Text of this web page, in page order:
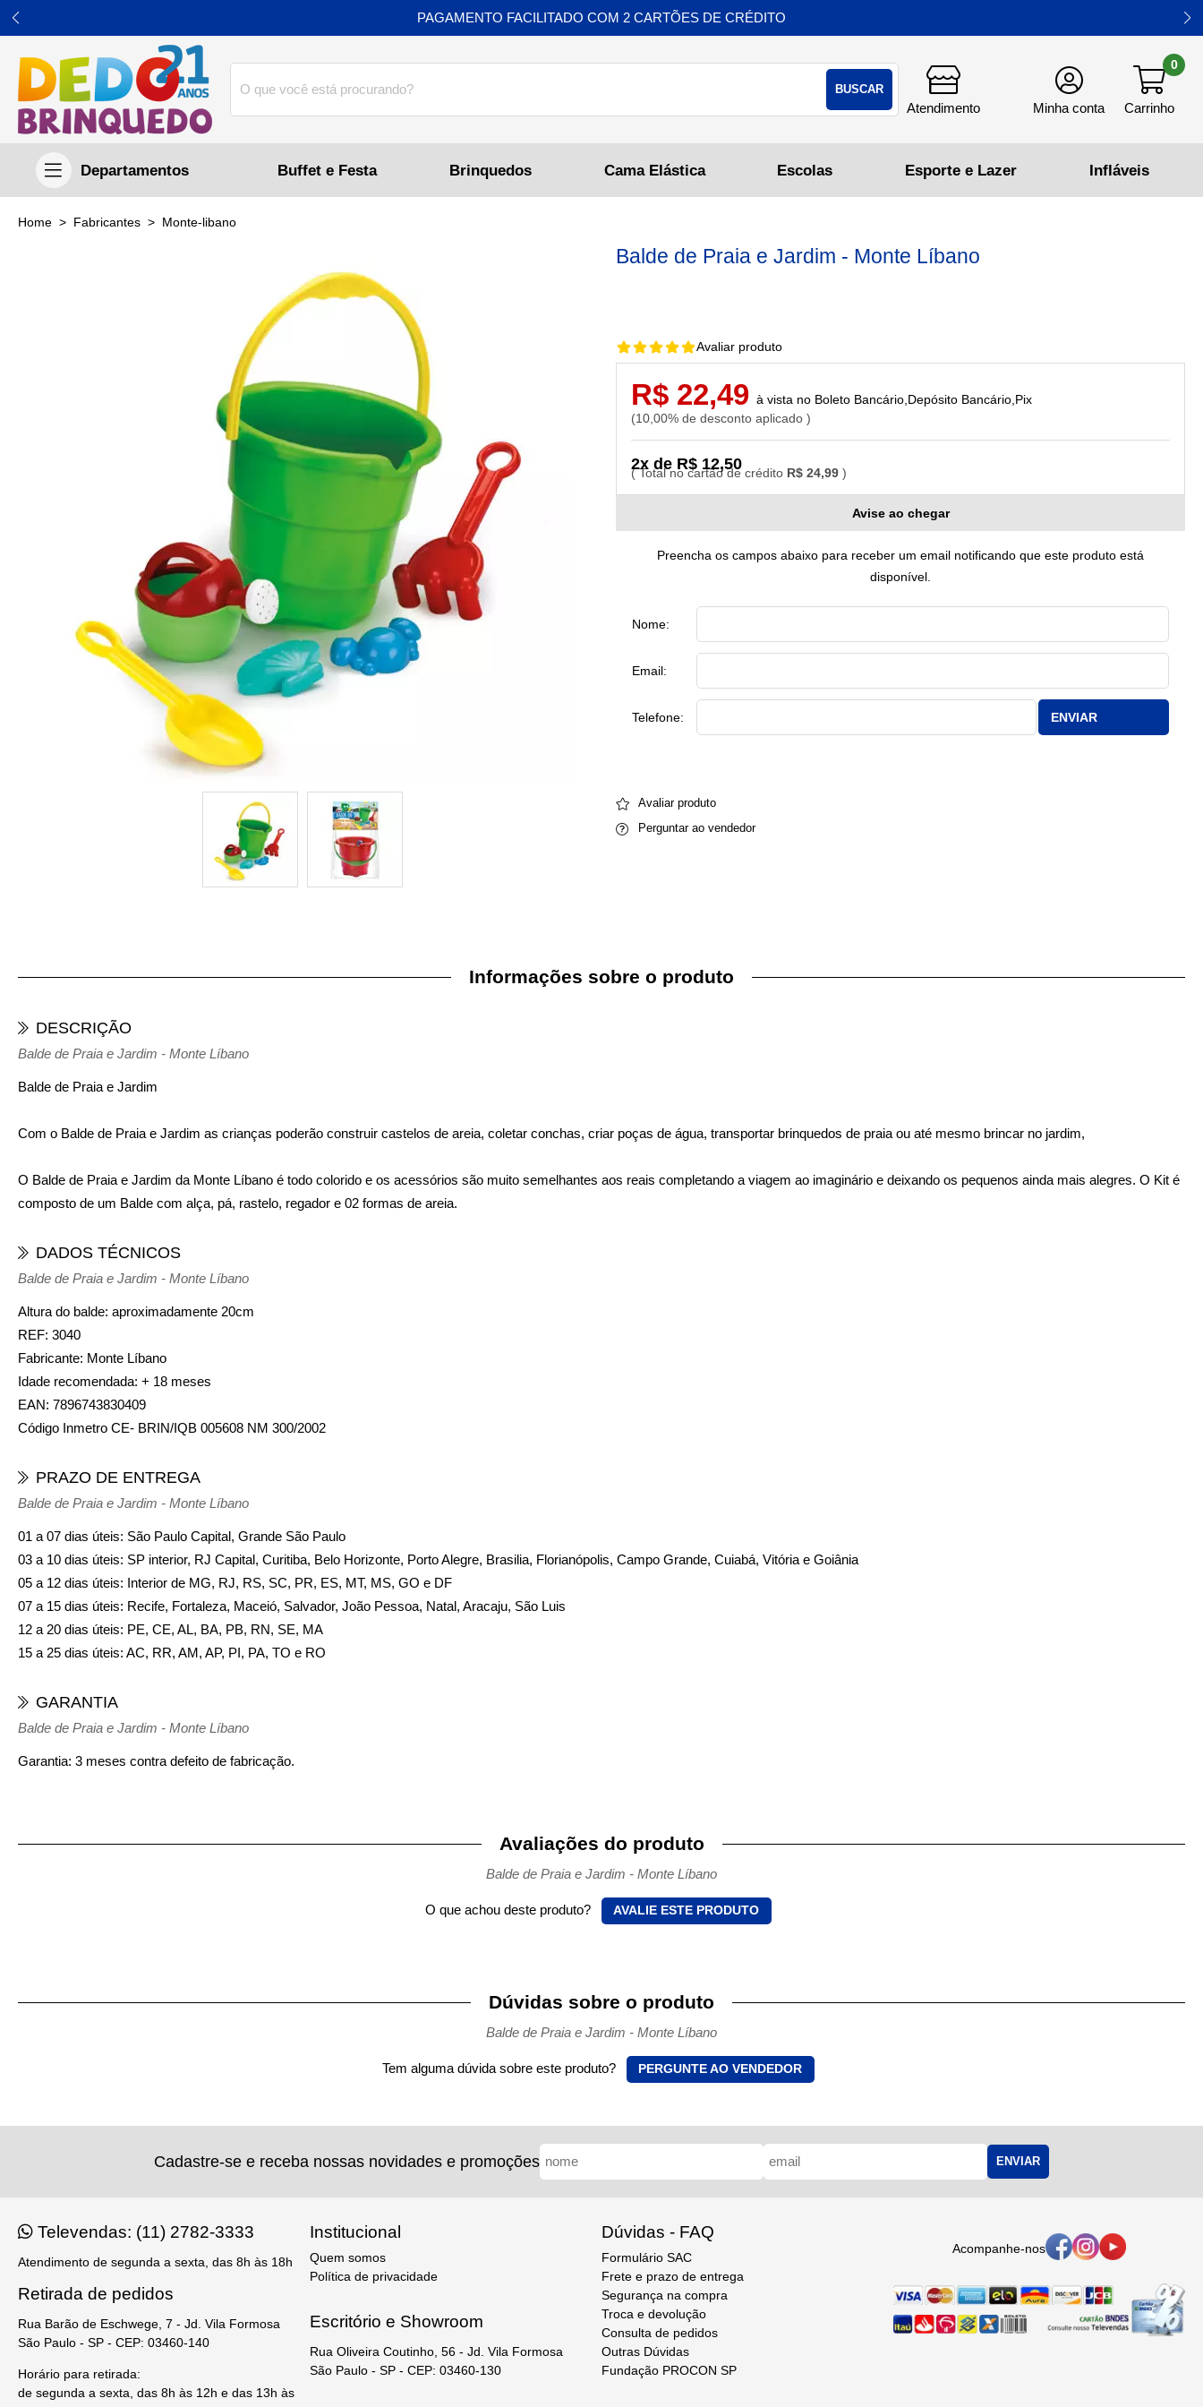
BUSCAR
0
Buffet e Festa Brinquedos Cama Elástica
PAGAMENTO FACILITADO COM 2 CARTÕES DE CRÉDITO
home Fabricantes monte-libano
Balde de Praia e Jardim - Monte Líbano
Avaliar produto
R$ 24,99
2x de R$ 12,50
R$ 22,49
10,00% de desconto aplicado
Boleto Bancário,Depósito Bancário,Pix
Avise ao chegar
Preencha os campos abaixo para receber um email notificando que este produto está
disponível.
Nome:
Email:
Telefone: ENVIAR
Avaliar produto
Perguntar ao vendedor
Informações sobre o produto
DESCRIÇÃO
Balde de Praia e Jardim - Monte Líbano
Balde de Praia e Jardim
Com o Balde de Praia e Jardim as crianças poderão construir castelos de areia, coletar conchas, criar poças de água, transportar brinquedos de praia ou até mesmo brincar no jardim,
O Balde de Praia e Jardim da Monte Líbano é todo colorido e os acessórios são muito semelhantes aos reais completando a viagem ao imaginário e deixando os pequenos ainda mais alegres. O Kit é
composto de um Balde com alça, pá, rastelo, regador e 02 formas de areia.
DADOS TÉCNICOS
Balde de Praia e Jardim - Monte Líbano
Altura do balde: aproximadamente 20cm
REF: 3040
Fabricante: Monte Líbano
Idade recomendada: + 18 meses
EAN: 7896743830409
Código Inmetro CE- BRIN/IQB 005608 NM 300/2002
PRAZO DE ENTREGA
Balde de Praia e Jardim - Monte Líbano
01 a 07 dias úteis: São Paulo Capital, Grande São Paulo
03 a 10 dias úteis: SP interior, RJ Capital, Curitiba, Belo Horizonte, Porto Alegre, Brasilia, Florianópolis, Campo Grande, Cuiabá, Vitória e Goiânia
05 a 12 dias úteis: Interior de MG, RJ, RS, SC, PR, ES, MT, MS, GO e DF
07 a 15 dias úteis: Recife, Fortaleza, Maceió, Salvador, João Pessoa, Natal, Aracaju, São Luis
12 a 20 dias úteis: PE, CE, AL, BA, PB, RN, SE, MA
15 a 25 dias úteis: AC, RR, AM, AP, PI, PA, TO e RO
GARANTIA
Balde de Praia e Jardim - Monte Líbano
Garantia: 3 meses contra defeito de fabricação.
Avaliações do produto
Balde de Praia e Jardim - Monte Líbano
O que achou deste produto? AVALIE ESTE PRODUTO
Dúvidas sobre o produto
Balde de Praia e Jardim - Monte Líbano
Tem alguma dúvida sobre este produto? PERGUNTE AO VENDEDOR
Cadastre-se e receba nossas novidades e promoções ENVIAR
Televendas: (11) 2782-3333
Atendimento de segunda a sexta, das 8h às 18h
Retirada de pedidos
Rua Barão de Eschwege, 7 - Jd. Vila Formosa
São Paulo - SP - CEP: 03460-140
Horário para retirada:
de segunda a sexta, das 8h às 12h e das 13h às
Institucional
Quem somos
Política de privacidade
Escritório e Showroom
Rua Oliveira Coutinho, 56 - Jd. Vila Formosa
São Paulo - SP - CEP: 03460-130
Dúvidas - FAQ
Formulário SAC
Frete e prazo de entrega
Segurança na compra
Troca e devolução
Consulta de pedidos
Outras Dúvidas
Fundação PROCON SP
Acompanhe-nos